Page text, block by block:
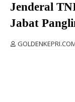
Jenderal
Jabat